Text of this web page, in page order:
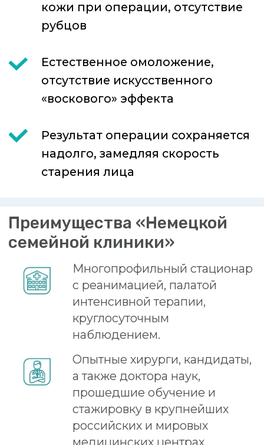
Быстрая реабилитация и
восстановление по
технологии Fast Track.
класса, производство
аналогов в Санкт-Петербурге.
Высокая безопасность
на всех этапах лечения,
консультативная помощь
врачей-специалистов.
В стационаре «Немецкой клиники»
созданы все условия для комфорта
пациентов. На протяжении всего
времени вас будет окружать должное
внимание со стороны медицинского
персонала, а также доброжелательный
сервис.
Для госпитализированных пациентов
организовано персонализированное
трехразовое питание. В палате удобная
медицинская кровать, ванная комната,
Комфорт европейского
уровня